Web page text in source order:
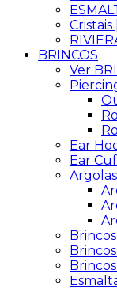
BRINCOS
Ver
Ear
Ear
Argolas